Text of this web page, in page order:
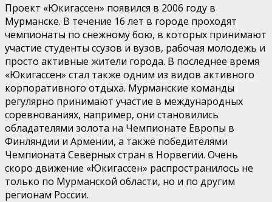
Проект «Юкигассен» появился в 2006 году в
Мурманске. В течение 16 лет в городе проходят
чемпионаты по снежному бою, в которых принимают
участие студенты ссузов и вузов, рабочая молодежь и
просто активные жители города. В последнее время
«Юкигассен» стал также одним из видов активного
корпоративного отдыха. Мурманские команды
регулярно принимают участие в международных
соревнованиях, например, они становились
обладателями золота на Чемпионате Европы в
Финляндии и Армении, а также победителями
Чемпионата Северных стран в Норвегии. Очень
скоро движение «Юкигассен» распространилось не
только по Мурманской области, но и по другим
регионам России.